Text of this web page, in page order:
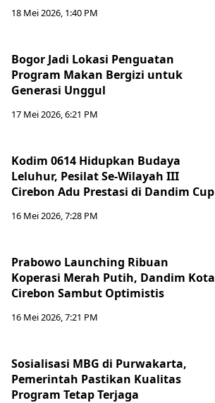
18 Mei 2026, 1:40 PM
Bogor Jadi Lokasi Penguatan
Program Makan Bergizi untuk
Generasi Unggul
17 Mei 2026, 6:21 PM
Kodim 0614 Hidupkan Budaya
Leluhur, Pesilat Se-Wilayah III
Cirebon Adu Prestasi di Dandim Cup
16 Mei 2026, 7:28 PM
Prabowo Launching Ribuan
Koperasi Merah Putih, Dandim Kota
Cirebon Sambut Optimistis
16 Mei 2026, 7:21 PM
Sosialisasi MBG di Purwakarta,
Pemerintah Pastikan Kualitas
Program Tetap Terjaga